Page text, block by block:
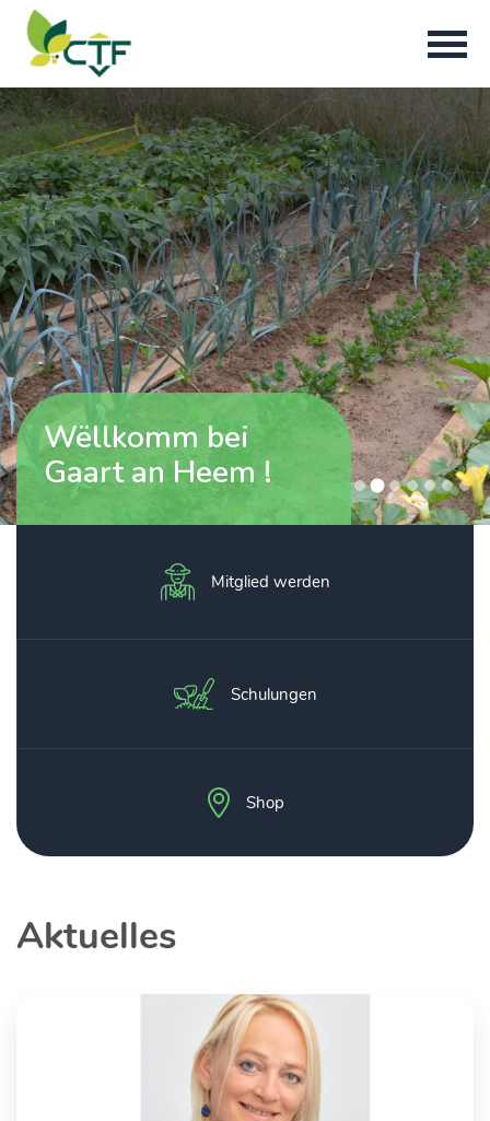
Wëllkomm bei
Gaart an Heem !
Mitglied werden
Schulungen
Shop
Aktuelles